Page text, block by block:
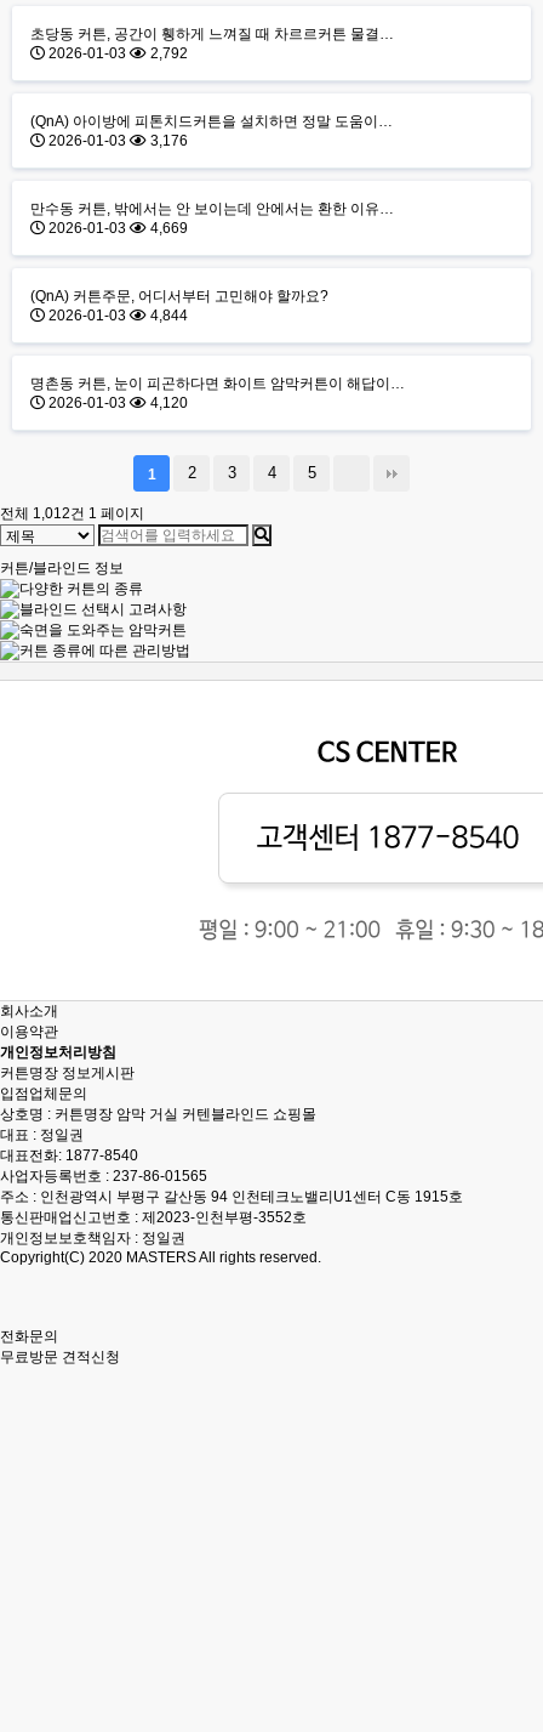
초당동 커튼, 공간이 휑하게 느껴질 때 차르르커튼 물결…
2026-01-03
2,792
(QnA) 아이방에 피톤치드커튼을 설치하면 정말 도움이…
2026-01-03
3,176
만수동 커튼, 밖에서는 안 보이는데 안에서는 환한 이유…
2026-01-03
4,669
(QnA) 커튼주문, 어디서부터 고민해야 할까요?
2026-01-03
4,844
명촌동 커튼, 눈이 피곤하다면 화이트 암막커튼이 해답이…
2026-01-03
4,120
1 2 3 4 5
전체 1,012건 1 페이지
커튼/블라인드 정보
회사소개
이용약관
개인정보처리방침
커튼명장 정보게시판
입점업체문의
상호명 : 커튼명장 암막 거실 커텐블라인드 쇼핑몰
대표 : 정일권
대표전화: 1877-8540
사업자등록번호 : 237-86-01565
주소 : 인천광역시 부평구 갈산동 94 인천테크노밸리U1센터 C동 1915호
통신판매업신고번호 : 제2023-인천부평-3552호
개인정보보호책임자 : 정일권
Copyright(C) 2020 MASTERSAll rights reserved.
전화문의
무료방문 견적신청